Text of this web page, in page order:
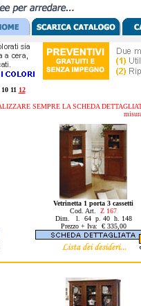
11 12
SEMPRE LA SCHEDA
Vetrinetta 1 porta 3 cassetti
Cod. Art.
Z 167
Dim. l. 64 p. 40 h. 148
Prezzo + Iva: € 335,00